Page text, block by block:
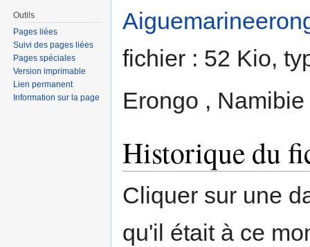
fichier : 52 Kio,
Erongo , Namibie
Historique du
Cliquer sur une
qu'il était à ce
Outils
Pages liées
Suivi des pages liées
Pages spéciales
Version imprimable
Lien permanent
Information sur la page